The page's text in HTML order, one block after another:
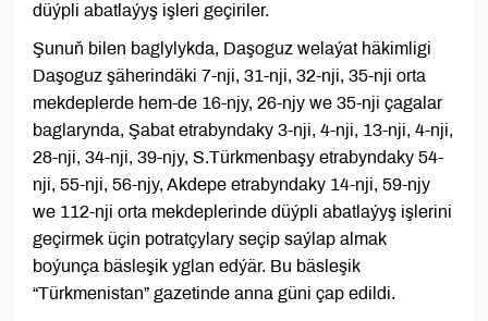
düýpli abatlaýyş işleri geçiriler.
Şunuň bilen baglylykda, Daşoguz welaýat häkimligi
Daşoguz şäherindäki 7-nji, 31-nji, 32-nji, 35-nji orta
mekdeplerde hem-de 16-njy, 26-njy we 35-nji çagalar
baglarynda, Şabat etrabyndaky 3-nji, 4-nji, 13-nji, 4-nji,
28-nji, 34-nji, 39-njy, S.Türkmenbaşy etrabyndaky 54-
nji, 55-nji, 56-njy, Akdepe etrabyndaky 14-nji, 59-njy
we 112-nji orta mekdeplerinde düýpli abatlaýyş işlerini
geçirmek üçin potratçylary seçip saýlap almak
boýunça bäsleşik yglan edýär. Bu bäsleşik
“Türkmenistan” gazetinde anna güni çap edildi.